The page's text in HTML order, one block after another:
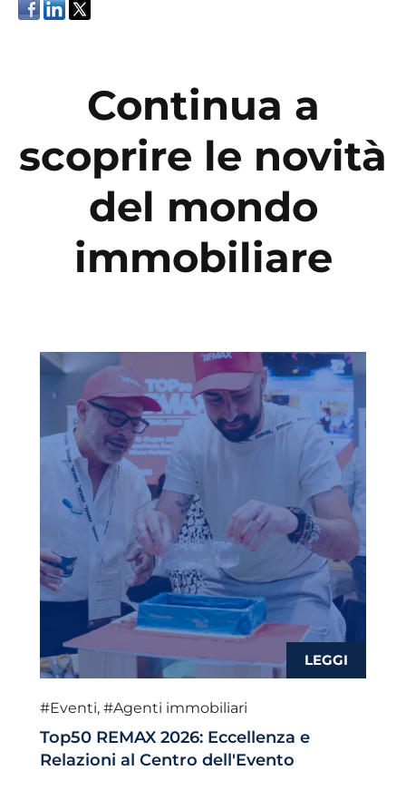
Continua a
scoprire le novità
del mondo
immobiliare
#Eventi, #Agenti immobiliari
Top50 REMAX 2026: Eccellenza e
Relazioni al Centro dell'Evento